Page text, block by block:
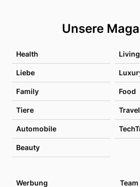
Unsere
Health Living
Liebe
Family Food
Tiere Travel
Automobile
Beauty
Werbung Team